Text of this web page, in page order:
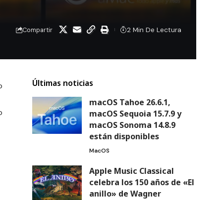
Compartir 2 Min De Lectura
Últimas noticias
macOS Tahoe 26.6.1,
macOS Sequoia 15.7.9 y
macOS Sonoma 14.8.9
están disponibles
MacOS
Apple Music Classical
celebra los 150 años de «El
anillo» de Wagner